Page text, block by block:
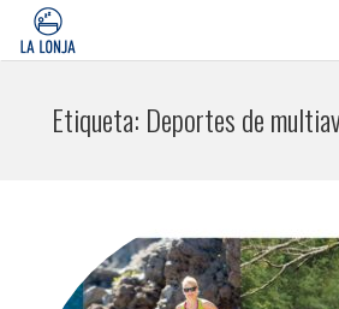
CONTACTO
Etiqueta: Deportes de